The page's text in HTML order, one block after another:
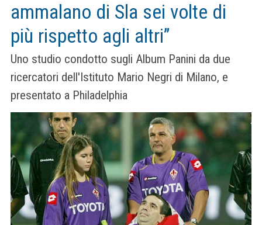
ammalano di Sla sei volte di
più rispetto agli altri”
Uno studio condotto sugli Album Panini da due
ricercatori dell'Istituto Mario Negri di Milano, e
presentato a Philadelphia